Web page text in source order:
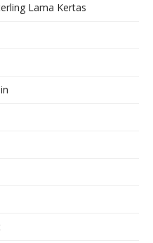
Lama Kertas